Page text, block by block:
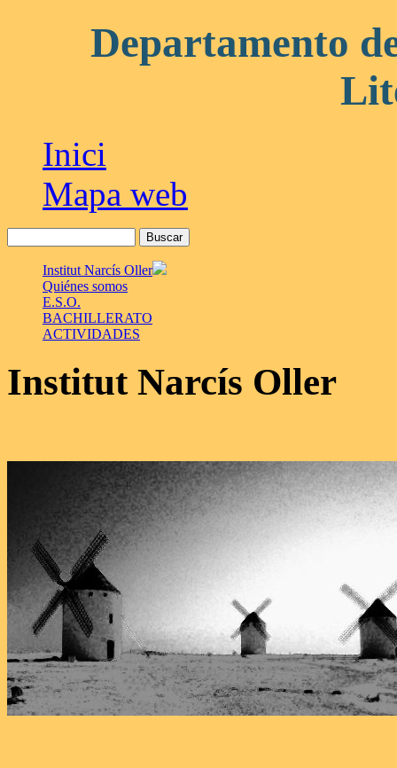
Departamento
Inici
Mapa web
Institut Narcís Oller
Quiénes somos
E.S.O.
BACHILLERATO
ACTIVIDADES
Institut Narcís Oller